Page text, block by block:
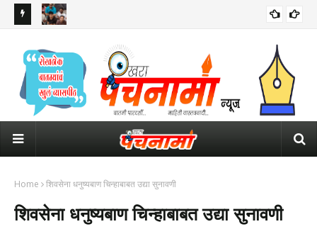
Home शिवसेना धनुष्यबाण चिन्हाबाबत उद्या सुनावणी
शिवसेना धनुष्यबाण चिन्हाबाबत उद्या सुनावणी